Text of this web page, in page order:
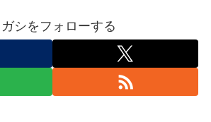
シをフォローする